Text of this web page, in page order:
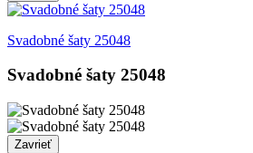
Svadobné šaty 25048
Svadobné šaty 25048
Zavrieť